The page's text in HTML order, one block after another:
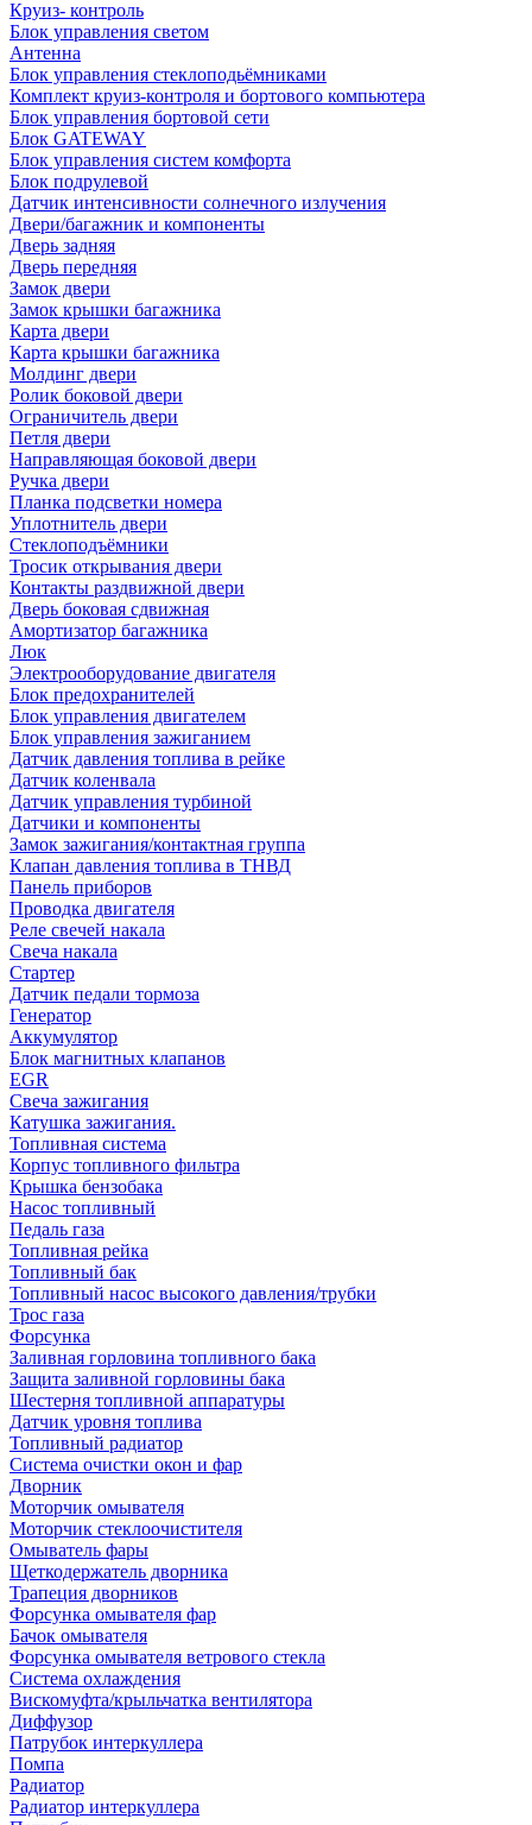
Круиз- контроль
Блок управления светом
Антенна
Блок управления стеклоподьёмниками
Комплект круиз-контроля и бортового компьютера
Блок управления бортовой сети
Блок GATEWAY
Блок управления систем комфорта
Блок подрулевой
Датчик интенсивности солнечного излучения
Двери/багажник и компоненты
Дверь задняя
Дверь передняя
Замок двери
Замок крышки багажника
Карта двери
Карта крышки багажника
Молдинг двери
Ролик боковой двери
Ограничитель двери
Петля двери
Направляющая боковой двери
Ручка двери
Планка подсветки номера
Уплотнитель двери
Стеклоподъёмники
Тросик открывания двери
Контакты раздвижной двери
Дверь боковая сдвижная
Амортизатор багажника
Люк
Электрооборудование двигателя
Блок предохранителей
Блок управления двигателем
Блок управления зажиганием
Датчик давления топлива в рейке
Датчик коленвала
Датчик управления турбиной
Датчики и компоненты
Замок зажигания/контактная группа
Клапан давления топлива в ТНВД
Панель приборов
Проводка двигателя
Реле свечей накала
Свеча накала
Стартер
Датчик педали тормоза
Генератор
Аккумулятор
Блок магнитных клапанов
EGR
Свеча зажигания
Катушка зажигания.
Топливная система
Корпус топливного фильтра
Крышка бензобака
Насос топливный
Педаль газа
Топливная рейка
Топливный бак
Топливный насос высокого давления/трубки
Трос газа
Форсунка
Заливная горловина топливного бака
Защита заливной горловины бака
Шестерня топливной аппаратуры
Датчик уровня топлива
Топливный радиатор
Система очистки окон и фар
Дворник
Моторчик омывателя
Моторчик стеклоочистителя
Омыватель фары
Щеткодержатель дворника
Трапеция дворников
Форсунка омывателя фар
Бачок омывателя
Форсунка омывателя ветрового стекла
Система охлаждения
Вискомуфта/крыльчатка вентилятора
Диффузор
Патрубок интеркуллера
Помпа
Радиатор
Радиатор интеркуллера